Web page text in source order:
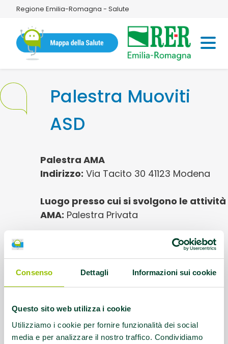
Consenso Dettagli Informazioni sui cookie
Questo sito web utilizza i cookie
Utilizziamo i cookie per fornire funzionalità dei social
media e per analizzare il nostro traffico. Condividiamo
Regione Emilia-Romagna - Salute
Palestra Muoviti
ASD
Palestra AMA
Indirizzo: Via Tacito 30 41123 Modena
Luogo presso cui si svolgono le attività
AMA: Palestra Privata
AFA Artrosi della spalla,
AFA Lombalgia cronica, AFA Parkinson,
EFA Cardiopatie / Malattie
cardiovascolari, EFA Diabete tipo 2 ed
Referente:info@palestramuoviti.it